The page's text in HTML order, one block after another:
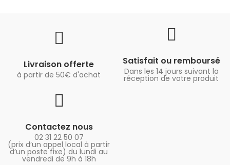
Livraison offerte
à partir de 50€ d'achat
Satisfait ou remboursé
Dans les 14 jours suivant la
réception de votre produit
Contactez nous
02 31 22 50 07
(prix d’un appel local à partir
d’un poste fixe) du lundi au
vendredi de 9h à 18h